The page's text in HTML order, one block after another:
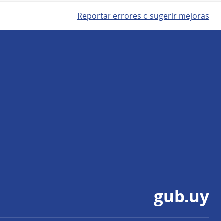
Reportar errores o sugerir mejoras
gub.uy